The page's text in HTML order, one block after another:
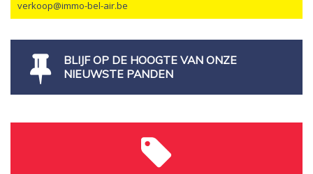
verkoop@immo-bel-air.be
BLIJF OP DE HOOGTE VAN ONZE
NIEUWSTE PANDEN